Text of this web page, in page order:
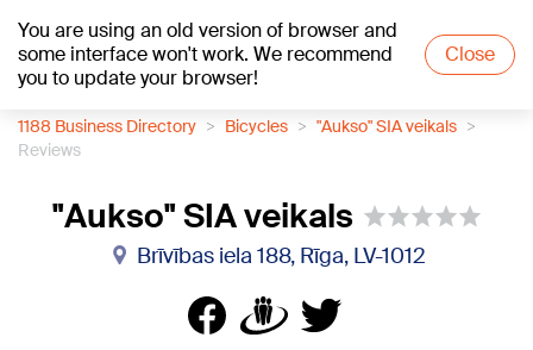
You are using an old version of browser and
some interface won't work. We recommend
you to update your browser!
Close
+20°C
1188 Business Directory Bicycles
"Aukso" SIA veikals
Reviews
"Aukso" SIA veikals
Brīvības iela 188, Rīga, LV-1012